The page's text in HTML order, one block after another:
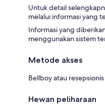
Untuk detail
melalui informasi yang
Informasi yang
menggunakan sistem
Metode akses
Bellboy atau resepsionis
Hewan peliharaan